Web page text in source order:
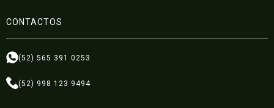
CONTACTOS
(52) 565 391 0253
(52) 998 123 9494